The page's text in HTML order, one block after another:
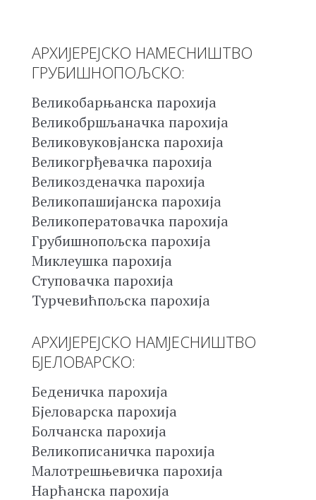
АРХИЈЕРЕЈСКО НАМЕСНИШТВО
ГРУБИШНОПОЉСКО:
Великобарњанска парохија
Великобршљаначка парохија
Великовуковјанска парохија
Великогрђевачка парохија
Великозденачка парохија
Великопашијанска парохија
Великоператовачка парохија
Грубишнопољска парохија
Миклеушка парохија
Ступовачка парохија
Турчевићпољска парохија
АРХИЈЕРЕЈСКО НАМЈЕСНИШТВО
БЈЕЛОВАРСКО:
Беденичка парохија
Бјеловарска парохија
Болчанска парохија
Великописаничка парохија
Малотрешњевичка парохија
Нарћанска парохија